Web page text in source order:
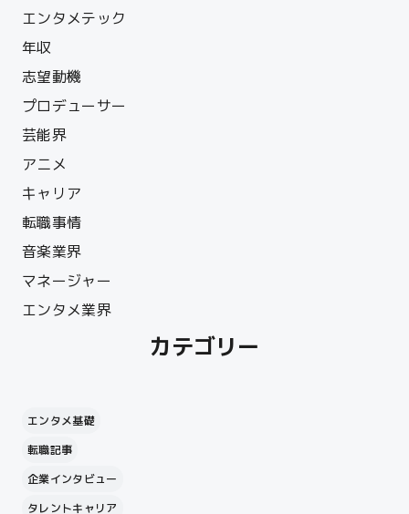
エンタメテック
年収
志望動機
プロデューサー
芸能界
アニメ
キャリア
転職事情
音楽業界
マネージャー
エンタメ業界
カテゴリー
エンタメ基礎
転職記事
企業インタビュー
タレントキャリア